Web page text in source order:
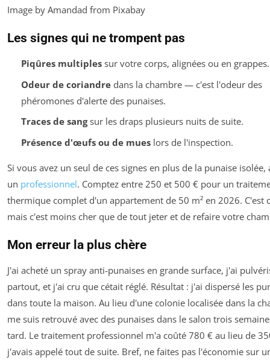
Image by Amandad from Pixabay
Les signes qui ne trompent pas
Piqûres multiplessur votre corps, alignées ou en grappes.
Odeur de coriandredans la chambre — c'est l'odeur des
phéromones d'alerte des punaises.
Traces de sangsur les draps plusieurs nuits de suite.
Présence d'œufs ou de mueslors de l'inspection.
Si vous avez un seul de ces signes en plus de la punaise isolée,
un professionnel. Comptez entre 250 et 500 € pour un
thermique complet d'un appartement de 50 m² en 2026. C'est
mais c'est moins cher que de tout jeter et de refaire votre
Mon erreur la plus chère
J'ai acheté un spray anti-punaises en grande surface, j'ai
partout, et j'ai cru que cétait réglé. Résultat : j'ai dispersé les
dans toute la maison. Au lieu d'une colonie localisée dans la
me suis retrouvé avec des punaises dans le salon trois
tard. Le traitement professionnel m'a coûté 780 € au lieu de
j'avais appelé tout de suite. Bref, ne faites pas l'économie sur